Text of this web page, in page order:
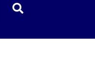
Buscar